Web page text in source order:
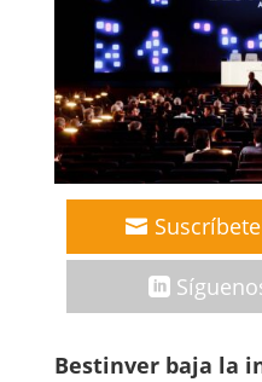
Bestinver baja la